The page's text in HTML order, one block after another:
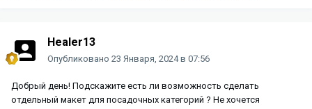
Healer13
Опубликовано 23 Января, 2024 в 07:56
Добрый день! Подскажите есть ли возможность сделать
отдельный макет для посадочных категорий ? Не хочется